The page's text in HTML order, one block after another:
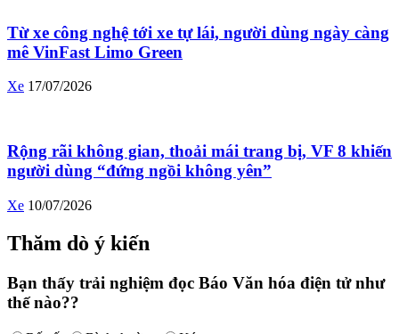
Từ xe công nghệ tới xe tự lái, người dùng ngày càng
mê VinFast Limo Green
Xe 17/07/2026
Rộng rãi không gian, thoải mái trang bị, VF 8 khiến
người dùng “đứng ngồi không yên”
Xe 10/07/2026
Thăm dò ý kiến
Bạn thấy trải nghiệm đọc Báo Văn hóa điện tử như
thế nào??